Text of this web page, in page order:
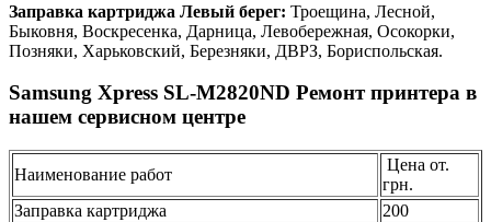
Заправка картриджа Левый берег: Троещина, Лесной,
Быковня, Воскресенка, Дарница, Левобережная, Осокорки,
Позняки, Харьковский, Березняки, ДВРЗ, Бориспольская.
Samsung Xpress SL-M2820ND Ремонт принтера в
нашем сервисном центре
Наименование работ
Цена от.
грн.
Заправка картриджа
200